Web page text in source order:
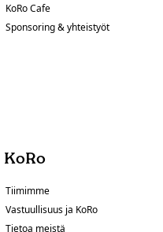
KoRo Cafe
Sponsoring & yhteistyöt
KoRo
Tiimimme
Vastuullisuus ja KoRo
Tietoa meistä